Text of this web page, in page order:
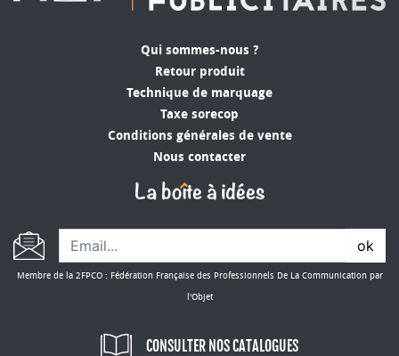
Qui sommes-nous ?
Retour produit
Technique de marquage
Taxe sorecop
Conditions générales de vente
Nous contacter
ok
Membre de la 2FPCO : Fédération Française des Professionnels De La Communication par
l'Objet
CONSULTER NOS CATALOGUES